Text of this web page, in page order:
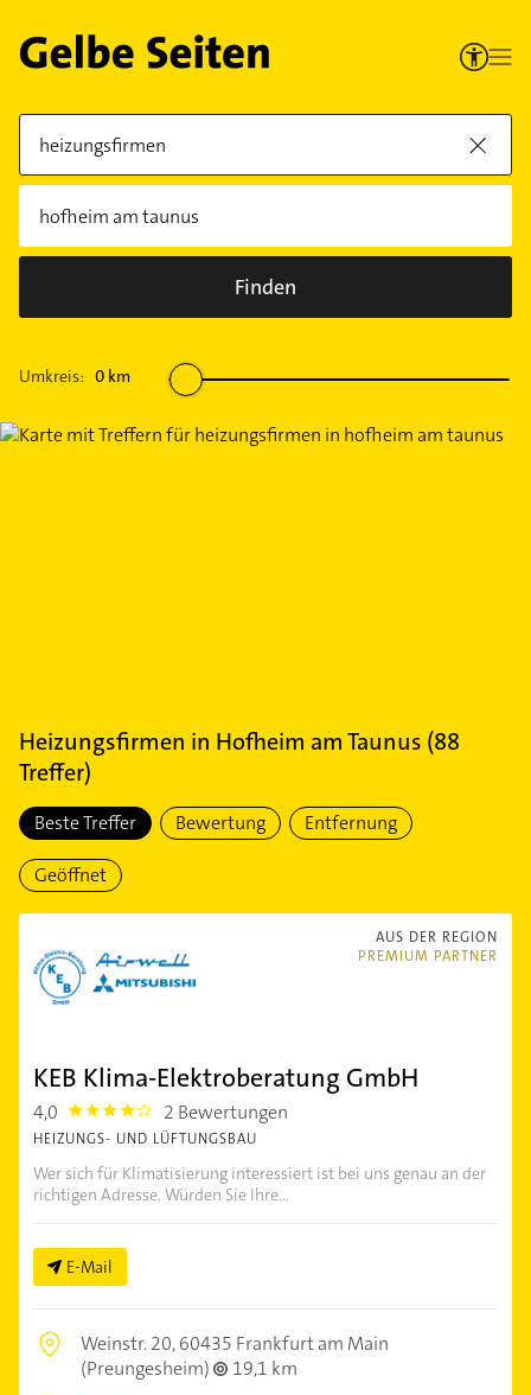
Finden
Umkreis: 0 km
Heizungsfirmen in Hofheim am Taunus (88
Treffer)
Beste Treffer Bewertung Entfernung
Geöffnet
AUS DER REGION
PREMIUM PARTNER
KEB Klima-Elektroberatung GmbH
4,0 4.0 2 Bewertungen
HEIZUNGS- UND LÜFTUNGSBAU
Wer sich für Klimatisierung interessiert ist bei uns genau an der
richtigen Adresse. Würden Sie Ihre...
E-Mail
Weinstr. 20,60435 Frankfurt am Main
(Preungesheim)
19,1 km